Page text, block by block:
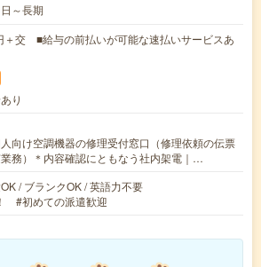
日～長期
＋交 ■給与の前払いが可能な速払いサービスあ
り
向け空調機器の修理受付窓口（修理依頼の伝票
務）＊内容確認にともなう社内架電｜…
/ ブランクOK / 英語力不要
#初めての派遣歓迎